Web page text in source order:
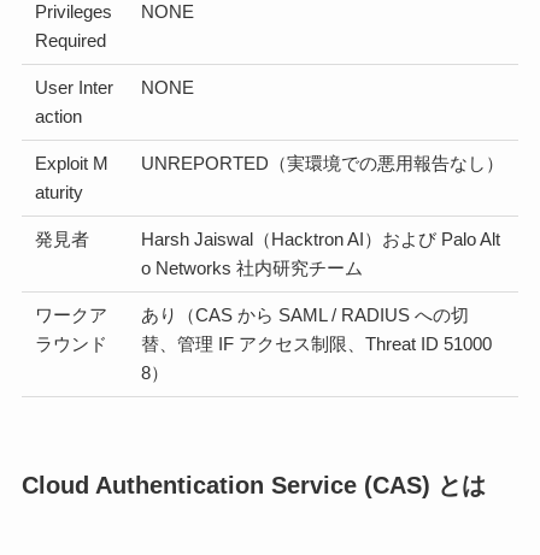
Privileges
Required
NONE
User Inter
action
NONE
Exploit M
aturity
UNREPORTED（実環境での悪用報告なし）
発見者
Harsh Jaiswal（Hacktron AI）および Palo Alt
o Networks 社内研究チーム
ワークア
ラウンド
あり（CAS から SAML / RADIUS への切
替、管理 IF アクセス制限、Threat ID 51000
8）
Cloud Authentication Service (CAS) とは